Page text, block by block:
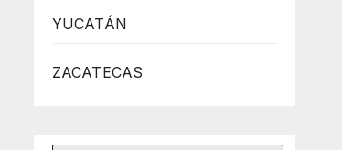
YUCATÁN
ZACATECAS